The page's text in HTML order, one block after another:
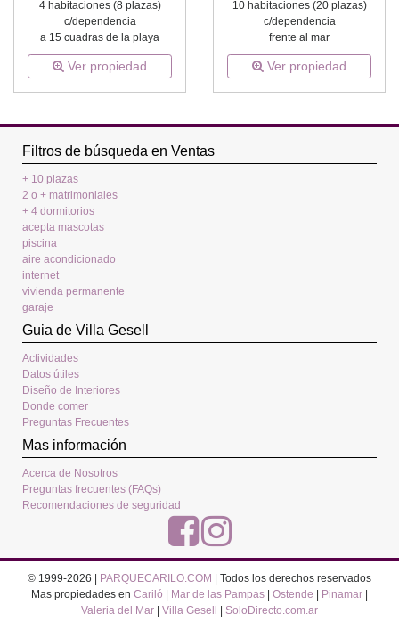
4 habitaciones (8 plazas)
c/dependencia
a 15 cuadras de la playa
Ver propiedad
10 habitaciones (20 plazas)
c/dependencia
frente al mar
Ver propiedad
Filtros de búsqueda en Ventas
+ 10 plazas
2 o + matrimoniales
+ 4 dormitorios
acepta mascotas
piscina
aire acondicionado
internet
vivienda permanente
garaje
Guia de Villa Gesell
Actividades
Datos útiles
Diseño de Interiores
Donde comer
Preguntas Frecuentes
Mas información
Acerca de Nosotros
Preguntas frecuentes (FAQs)
Recomendaciones de seguridad
© 1999-2026 | PARQUECARILO.COM
| Todos los derechos reservados
Mas propiedades en Cariló Mar de las Pampas Ostende Pinamar
Valeria del Mar
Villa Gesell SoloDirecto.com.ar